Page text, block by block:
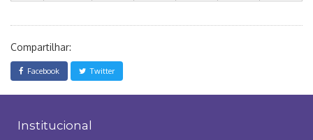
Compartilhar:
Facebook Twitter
Institucional